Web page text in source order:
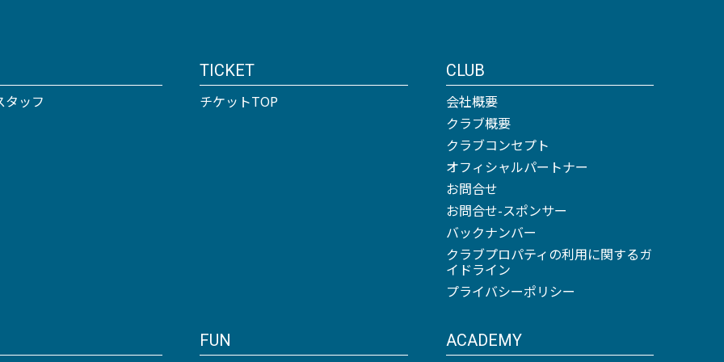
タッフ
TICKET
チケットTOP
FUN
ACADEMY
CLUB
会社概要
クラブ概要
クラブコンセプト
オフィシャルパートナー
お問合せ
お問合せ-スポンサー
バックナンバー
クラブプロパティの利用に関するガ
イドライン
プライバシーポリシー